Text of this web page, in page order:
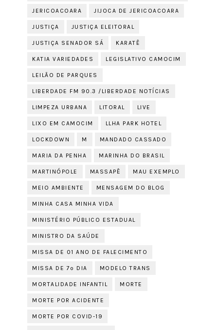
JERICOACOARA JIJOCA DE JERICOACOARA
JUSTIÇA JUSTIÇA ELEITORAL
JUSTIÇA SENADOR SÁ KARATÊ
KATIA VARIEDADES LEGISLATIVO CAMOCIM
LEILÃO DE PARQUES
LIBERDADE FM 90.3 /LIBERDADE NOTÍCIAS
LIMPEZA URBANA LITORAL LIVE
LIXO EM CAMOCIM LLHA PARK HOTEL
LOCKDOWN M MANDADO CASSADO
MARIA DA PENHA MARINHA DO BRASIL
MARTINÓPOLE MASSAPÊ MAU EXEMPLO
MEIO AMBIENTE MENSAGEM DO BLOG
MINHA CASA MINHA VIDA
MINISTÉRIO PÚBLICO ESTADUAL
MINISTRO DA SAÚDE
MISSA DE 01 ANO DE FALECIMENTO
MISSA DE 7º DIA MODELO TRANS
MORTALIDADE INFANTIL MORTE
MORTE POR ACIDENTE
MORTE POR COVID-19